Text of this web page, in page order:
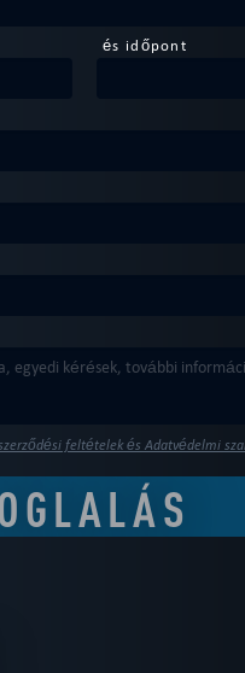
és időpont
feltételek és Adatvédelmi